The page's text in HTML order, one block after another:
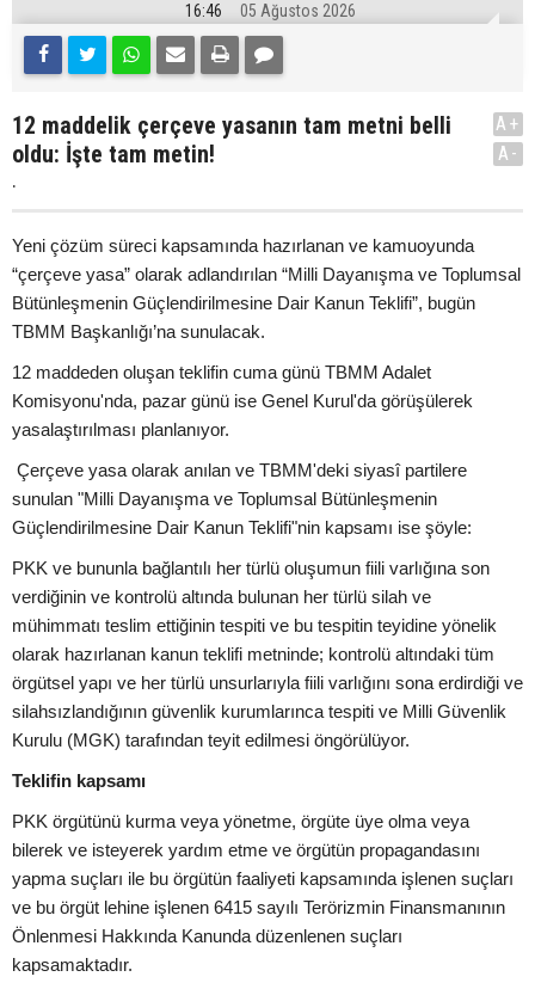
16:46 05 Ağustos 2026
12 maddelik çerçeve yasanın tam metni belli
oldu: İşte tam metin!
.
A+
A-
Yeni çözüm süreci kapsamında hazırlanan ve kamuoyunda
“çerçeve yasa” olarak adlandırılan “Milli Dayanışma ve Toplumsal
Bütünleşmenin Güçlendirilmesine Dair Kanun Teklifi”, bugün
TBMM Başkanlığı’na sunulacak.
12 maddeden oluşan teklifin cuma günü TBMM Adalet
Komisyonu'nda, pazar günü ise Genel Kurul'da görüşülerek
yasalaştırılması planlanıyor.
Çerçeve yasa olarak anılan ve TBMM'deki siyasî partilere
sunulan "Milli Dayanışma ve Toplumsal Bütünleşmenin
Güçlendirilmesine Dair Kanun Teklifi"nin kapsamı ise şöyle:
PKK ve bununla bağlantılı her türlü oluşumun fiili varlığına son
verdiğinin ve kontrolü altında bulunan her türlü silah ve
mühimmatı teslim ettiğinin tespiti ve bu tespitin teyidine yönelik
olarak hazırlanan kanun teklifi metninde; kontrolü altındaki tüm
örgütsel yapı ve her türlü unsurlarıyla fiili varlığını sona erdirdiği ve
silahsızlandığının güvenlik kurumlarınca tespiti ve Milli Güvenlik
Kurulu (MGK) tarafından teyit edilmesi öngörülüyor.
Teklifin kapsamı
PKK örgütünü kurma veya yönetme, örgüte üye olma veya
bilerek ve isteyerek yardım etme ve örgütün propagandasını
yapma suçları ile bu örgütün faaliyeti kapsamında işlenen suçları
ve bu örgüt lehine işlenen 6415 sayılı Terörizmin Finansmanının
Önlenmesi Hakkında Kanunda düzenlenen suçları
kapsamaktadır.